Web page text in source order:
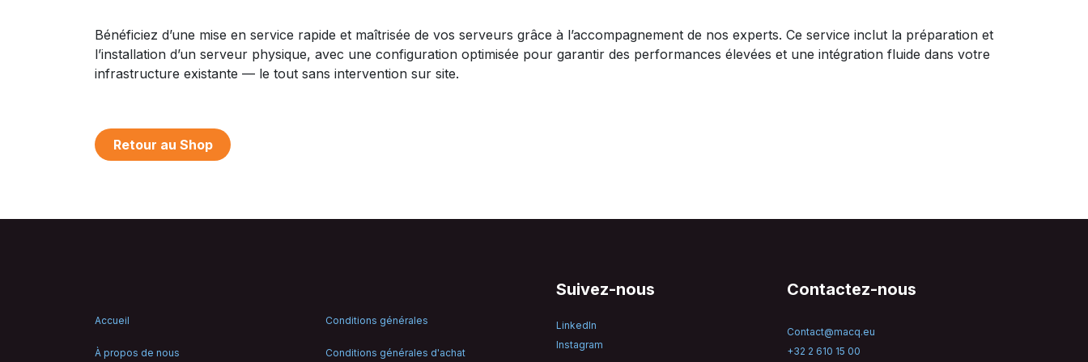
Bénéficiez d’une mise en service rapide et maîtrisée de vos serveurs grâce à l’accompagnement de nos experts. Ce service inclut la préparation et
l’installation d’un serveur physique, avec une configuration optimisée pour garantir des performances élevées et une intégration fluide dans votre
infrastructure existante — le tout sans intervention sur site.
Retour au Shop
Accueil
À propos de nous
Conditions générales
Conditions générales d'achat
Suivez-nous
LinkedIn
Instagram
Contactez-nous
Contact@macq.eu
+32 2 610 15 00